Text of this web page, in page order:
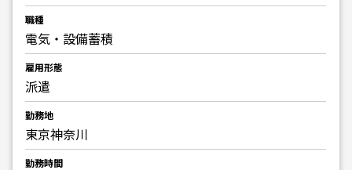
職種
電気・設備蓄積
雇用形態
派遣
勤務地
東京神奈川
勤務時間